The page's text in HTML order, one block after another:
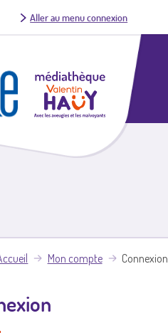
Aller au menu connexion
Mon compte Connexion